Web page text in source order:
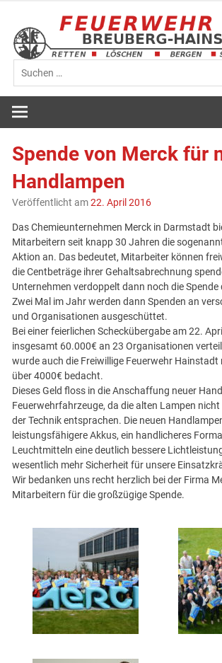
springen
Spende von Merck für
Handlampen
Veröffentlicht am22. April 2016
Das Chemieunternehmen Merck in Darmstadt
Mitarbeitern seit knapp 30 Jahren die
Aktion an. Das bedeutet, Mitarbeiter können
die Centbeträge ihrer Gehaltsabrechnung
Unternehmen verdoppelt dann noch die
Zwei Mal im Jahr werden dann Spenden an
und Organisationen ausgeschüttet.
Bei einer feierlichen Scheckübergabe am 22.
insgesamt 60.000€ an 23 Organisationen
wurde auch die Freiwillige Feuerwehr Hainstadt
über 4000€ bedacht.
Dieses Geld floss in die Anschaffung neuer
Feuerwehrfahrzeuge, da die alten Lampen nicht
der Technik entsprachen. Die neuen
leistungsfähigere Akkus, ein handlicheres
Leuchtmitteln eine deutlich bessere
wesentlich mehr Sicherheit für unsere
Wir bedanken uns recht herzlich bei der Firma
Mitarbeitern für die großzügige Spende.